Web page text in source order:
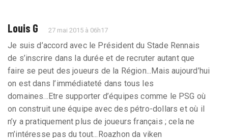
Louis G 27 mai 2015 à 06h17
Je suis d’accord avec le Président du Stade Rennais
de s’inscrire dans la durée et de recruter autant que
faire se peut des joueurs de la Région...Mais aujourd’hui
on est dans l’immédiateté dans tous les
domaines...Etre supporter d’équipes comme le PSG où
on construit une équipe avec des pétro-dollars et où il
n’y a pratiquement plus de joueurs français ; cela ne
m’intéresse pas du tout...Roazhon da viken